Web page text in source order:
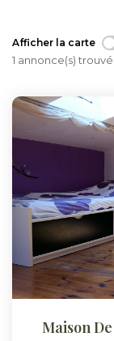
Créer
Afficher la carte
1 annonce(s)
Maison